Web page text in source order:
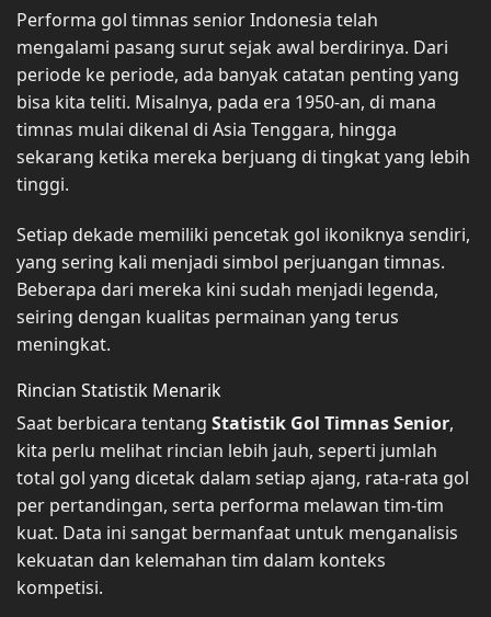
Performa gol timnas senior Indonesia telah
mengalami pasang surut sejak awal berdirinya. Dari
periode ke periode, ada banyak catatan penting yang
bisa kita teliti. Misalnya, pada era 1950-an, di mana
timnas mulai dikenal di Asia Tenggara, hingga
sekarang ketika mereka berjuang di tingkat yang lebih
tinggi.
Setiap dekade memiliki pencetak gol ikoniknya sendiri,
yang sering kali menjadi simbol perjuangan timnas.
Beberapa dari mereka kini sudah menjadi legenda,
seiring dengan kualitas permainan yang terus
meningkat.
Rincian Statistik Menarik
Saat berbicara tentang Statistik Gol Timnas Senior,
kita perlu melihat rincian lebih jauh, seperti jumlah
total gol yang dicetak dalam setiap ajang, rata-rata gol
per pertandingan, serta performa melawan tim-tim
kuat. Data ini sangat bermanfaat untuk menganalisis
kekuatan dan kelemahan tim dalam konteks
kompetisi.